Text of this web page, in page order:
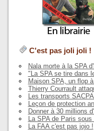
C'est pas joli joli !
Nala morte à la SPA
"La SPA se tire dans
Maison SPA, un flop
Thierry Courrault
Les transports
Leçon de protection
Donner à 30 millions
La SPA de Paris sous
La FAA c'est pas jojo !